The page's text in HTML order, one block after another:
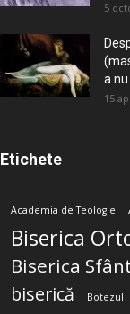
5
a nu
15
Etichete
Academia de Teologie
Biserica
Biserica
biserică Botezul